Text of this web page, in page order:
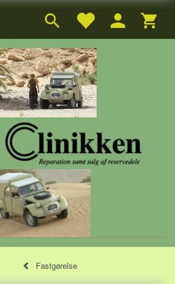
Fastgørelse